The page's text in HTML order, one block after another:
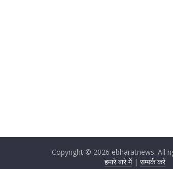
Copyright © 2026 ebharatnews. All
हमारे बारे में| सम्पर्क करें